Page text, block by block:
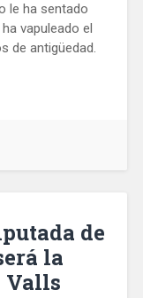
le ha sentado
vapuleado el
de antigüedad.
de
la
Valls